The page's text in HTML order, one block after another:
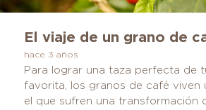
El viaje de un grano de
hace 3 años
Para lograr una taza perfecta de
favorita, los granos de café viven
el que sufren una transformación